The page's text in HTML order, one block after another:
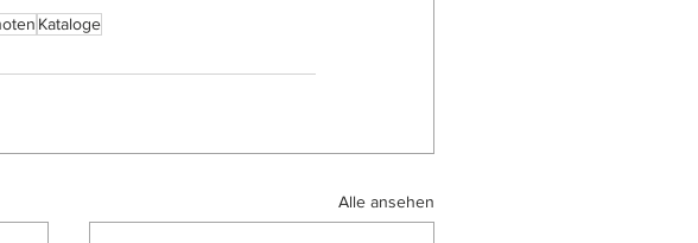
Kataloge
Alle ansehen